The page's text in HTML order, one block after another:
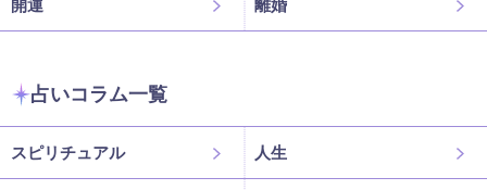
占いコラム一覧
スピリチュアル 人生